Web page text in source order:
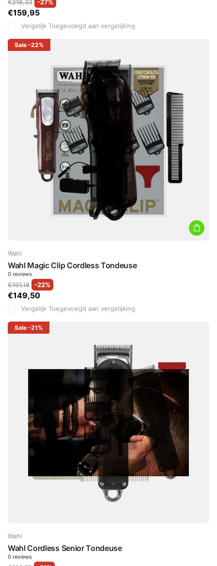
€218,33 -27%
€159,95
Vergelijk Toegevoegd aan vergelijking
Sale -22%
Wahl
Wahl Magic Clip Cordless Tondeuse
0 reviews
€191,18 -22%
€149,50
Vergelijk Toegevoegd aan vergelijking
Sale -21%
Wahl
Wahl Cordless Senior Tondeuse
0 reviews